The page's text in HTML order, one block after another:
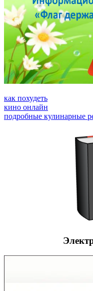
как похудеть
кино онлайн
подробные кулинарные